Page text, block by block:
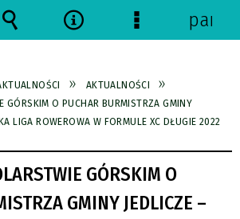
AKTUALNOŚCI
GÓRSKIM O PUCHAR BURMISTRZA GMINY
LIGA ROWEROWA W FORMULE XC DŁUGIE 2022
GÓRSKIM O
GMINY JEDLICZE –
NarzędziaMenu
panel